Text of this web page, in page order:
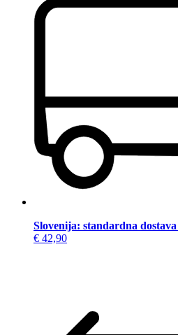
Slovenija: standardna
€ 42,90